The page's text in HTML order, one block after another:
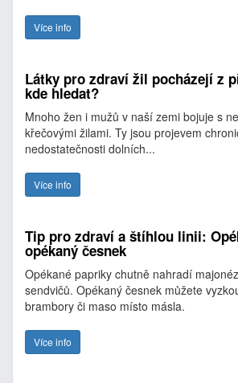
Více info
Látky pro zdraví žil pocházejí z
kde hledat?
Mnoho žen i mužů v naší zemi bojuje s
křečovými žilami. Ty jsou projevem
nedostatečnosti dolních...
Více info
Tip pro zdraví a štíhlou linii:
opékaný česnek
Opékané papriky chutně nahradí
sendvičů. Opékaný česnek můžete
brambory či maso místo másla.
Více info